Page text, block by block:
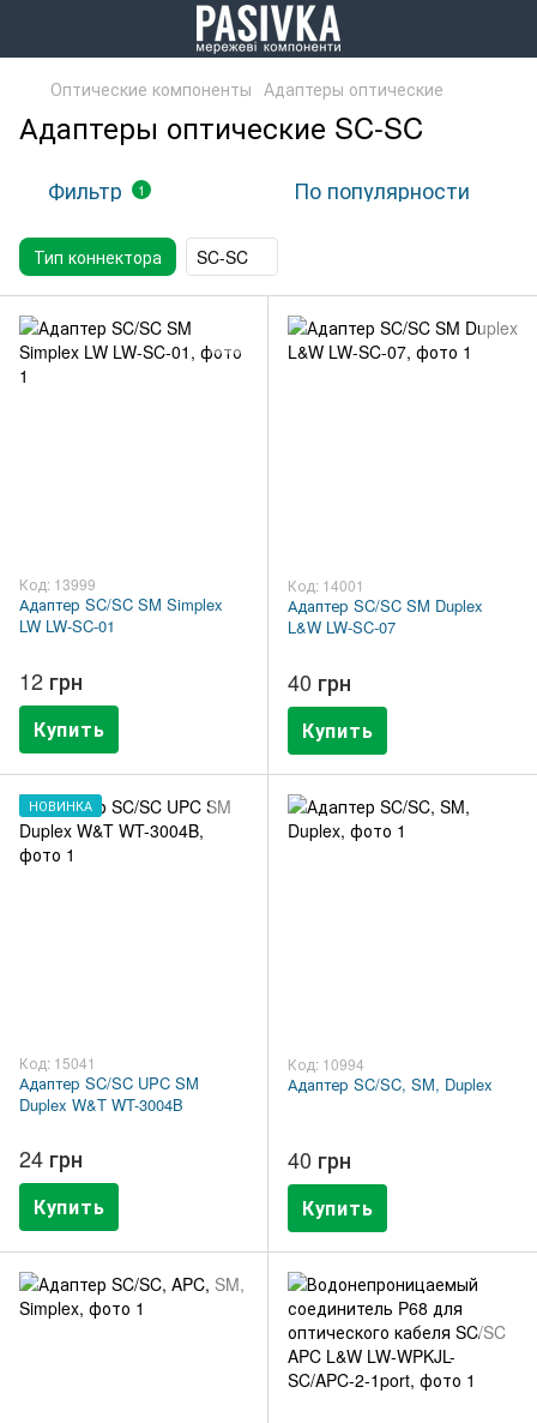
Оптические компоненты Адаптеры оптические
Адаптеры оптические SC-SC
Фильтр 1 По популярности
Тип коннектора SC-SC
Код: 13999
Адаптер SC/SC SM Simplex
LW LW-SC-01
12 грн
Купить
Код: 14001
Адаптер SC/SC SM Duplex
L&W LW-SC-07
40 грн
Купить
НОВИНКА
Код: 15041
Адаптер SC/SC UPC SM
Duplex W&T WT-3004B
24 грн
Купить
Код: 10994
Адаптер SC/SC, SM, Duplex
40 грн
Купить